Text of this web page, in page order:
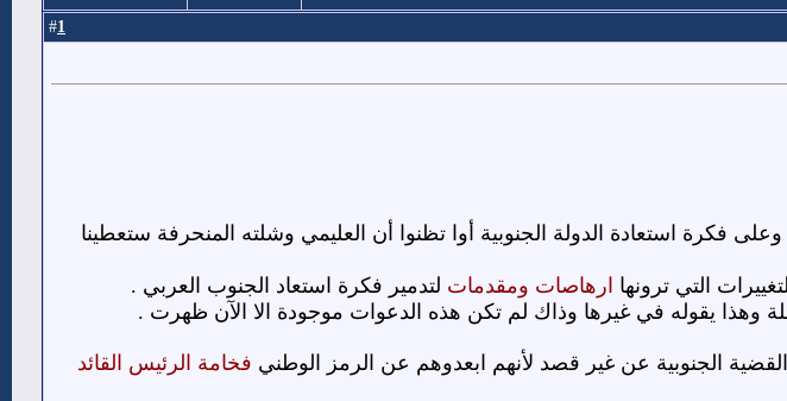
1
فكرة استعادة الدولة الجنوبية أوا تظنوا أن العليمي وشلته المنحرفة ستعطينا
التي ترونها ارهاصات ومقدمات لتدمير فكرة استعاد الجنوب العربي .
وهذا يقوله في غيرها وذاك لم تكن هذه الدعوات موجودة الا الآن ظهرت .
الجنوبية عن غير قصد لأنهم ابعدوهم عن الرمز الوطني فخامة الرئيس القائد